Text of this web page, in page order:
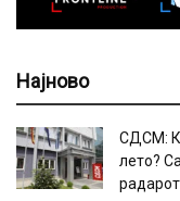
Најново
СДСМ:
лето?